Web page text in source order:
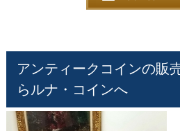
アンティークコインの販
らルナ・コインへ